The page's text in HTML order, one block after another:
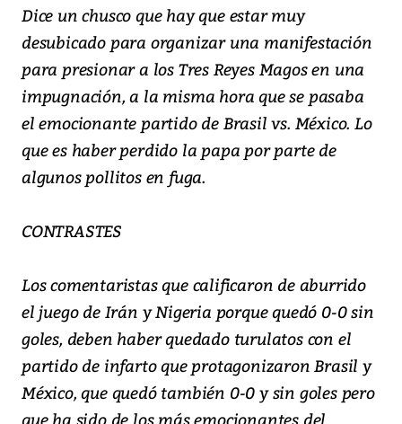
Dice un chusco que hay que estar muy
desubicado para organizar una manifestación
para presionar a los Tres Reyes Magos en una
impugnación, a la misma hora que se pasaba
el emocionante partido de Brasil vs. México. Lo
que es haber perdido la papa por parte de
algunos pollitos en fuga.
CONTRASTES
Los comentaristas que calificaron de aburrido
el juego de Irán y Nigeria porque quedó 0-0 sin
goles, deben haber quedado turulatos con el
partido de infarto que protagonizaron Brasil y
México, que quedó también 0-0 y sin goles pero
que ha sido de los más emocionantes del